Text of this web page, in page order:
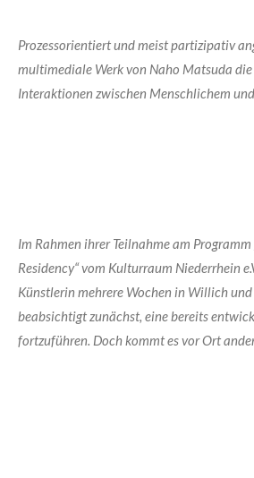
Prozessorientiert und meist partizipativ
multimediale Werk von Naho Matsuda
Interaktionen zwischen Menschlichem
Im Rahmen ihrer Teilnahme am
Residency“ vom Kulturraum Niederrhein
Künstlerin mehrere Wochen in Willich
beabsichtigt zunächst, eine bereits
fortzuführen. Doch kommt es vor Ort